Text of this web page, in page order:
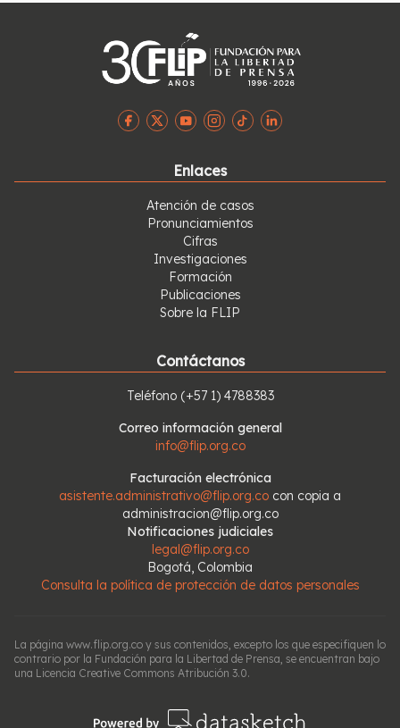
Enlaces
Atención de casos
Pronunciamientos
Cifras
Investigaciones
Formación
Publicaciones
Sobre la FLIP
Contáctanos
Teléfono (+57 1) 4788383
Correo información general
info@flip.org.co
Facturación electrónica
asistente.administrativo@flip.org.co con copia a
administracion@flip.org.co
Notificaciones judiciales
legal@flip.org.co
Bogotá, Colombia
Consulta la política de protección de datos personales
La página www.flip.org.co y sus contenidos, excepto los que especifiquen lo
contrario por la Fundación para la Libertad de Prensa, se encuentran bajo
una Licencia Creative Commons Atribución 3.0.